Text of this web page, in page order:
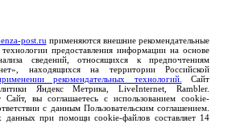
post.ru применяются внешние рекомендательные
предоставления информации на основе
сведений, относящихся к предпочтениям
находящихся на территории Российской
рекомендательных технологий.
Сайт
Яндекс Метрика, LiveInternet, Rambler.
Сайт, вы соглашаетесь с использованием cookie-
с данным Пользовательским соглашением.
данных при помощи cookie-файлов составляет 14